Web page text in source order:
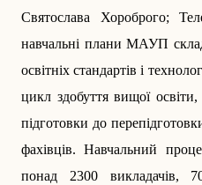
Cвятослава Хороброго;
навчальні плани МАУП
освітніх стандартів і
цикл здобуття вищої
підготовки до
фахівців. Навчальний
понад 2300